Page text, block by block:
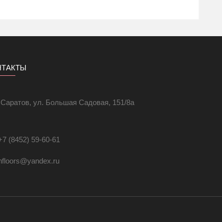
Саратов, ул. Большая Садовая, 151/8а
(8452) 59-60-61